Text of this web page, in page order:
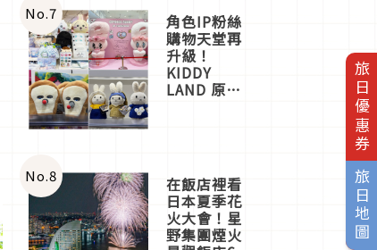
旅日優惠券
旅日地圖
一同給出了
答案
No.7 角色IP粉絲
購物天堂再
升級！
KIDDY
LAND 原宿
店3分即達
No.8 在飯店裡看
日本夏季花
火大會！星
野集團煙火